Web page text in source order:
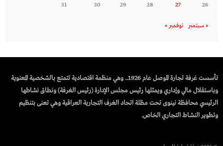
26
27
28
29
30
31
« سبتمبر نوفمبر »
تأسست غرفة تجارة الموصل عام 1926.. وهي منظمة اقتصادية تتمتع بالشخصية المعنوية
وباستقلال مالي وإداري ويمثلها رئيس مجلس الإدارة (رئيس الغرفة) ونطاق نشاطها
الرئيسي محافظة نينوى تحت مظلة اتحاد الغرف التجارية العراقية وهي تعنى بتنظيم
وتطوير النشاط التجاري الخاص.